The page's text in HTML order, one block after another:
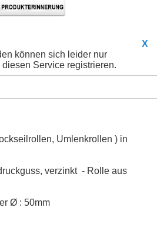
X
können sich leider nur
Service registrieren.
Umlenkrollen ) in
verzinkt - Rolle aus
Ø : 50mm